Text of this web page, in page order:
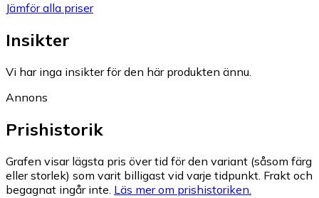
Jämför alla priser
Insikter
Vi har inga insikter för den här produkten ännu.
Annons
Prishistorik
Grafen visar lägsta pris över tid för den variant (såsom färg
eller storlek) som varit billigast vid varje tidpunkt. Frakt och
begagnat ingår inte. Läs mer om prishistoriken.